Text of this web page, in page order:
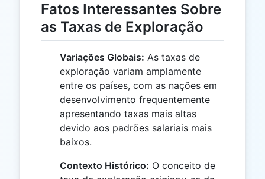
Fatos Interessantes Sobre
as Taxas de Exploração
Variações Globais: As taxas de
exploração variam amplamente
entre os países, com as nações em
desenvolvimento frequentemente
apresentando taxas mais altas
devido aos padrões salariais mais
baixos.
Contexto Histórico: O conceito de